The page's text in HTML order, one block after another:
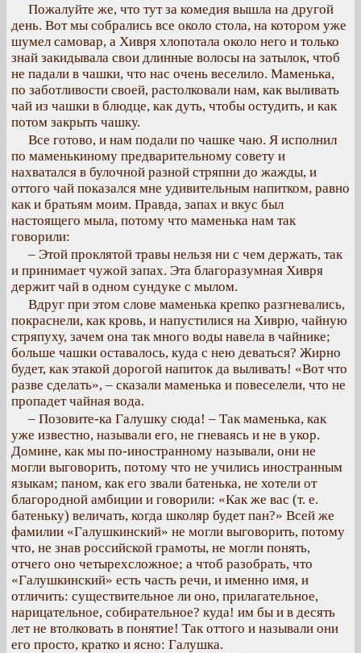
Пожалуйте же, что тут за комедия вышла на другой
день. Вот мы собрались все около стола, на котором уже
шумел самовар, а Хивря хлопотала около него и только
знай закидывала свои длинные волосы на затылок, чтоб
не падали в чашки, что нас очень веселило. Маменька,
по заботливости своей, растолковали нам, как выливать
чай из чашки в блюдце, как дуть, чтобы остудить, и как
потом закрыть чашку.
Все готово, и нам подали по чашке чаю. Я исполнил
по маменькиному предварительному совету и
нахватался в булочной разной стряпни до жажды, и
оттого чай показался мне удивительным напитком, равно
как и братьям моим. Правда, запах и вкус был
настоящего мыла, потому что маменька нам так
говорили:
– Этой проклятой травы нельзя ни с чем держать, так
и принимает чужой запах. Эта благоразумная Хивря
держит чай в одном сундуке с мылом.
Вдруг при этом слове маменька крепко разгневались,
покраснели, как кровь, и напустилися на Хиврю, чайную
стряпуху, зачем она так много воды навела в чайнике;
больше чашки оставалось, куда с нею деваться? Жирно
будет, как этакой дорогой напиток да выливать! «Вот что
разве сделать», – сказали маменька и повеселели, что не
пропадет чайная вода.
– Позовите-ка Галушку сюда! – Так маменька, как
уже известно, называли его, не гневаясь и не в укор.
Домине, как мы по-иностранному называли, они не
могли выговорить, потому что не учились иностранным
языкам; паном, как его звали батенька, не хотели от
благородной амбиции и говорили: «Как же вас (т. е.
батеньку) величать, когда школяр будет пан?» Всей же
фамилии «Галушкинский» не могли выговорить, потому
что, не знав российской грамоты, не могли понять,
отчего оно четырехсложное; а чтоб разобрать, что
«Галушкинский» есть часть речи, и именно имя, и
отличить: существительное ли оно, прилагательное,
нарицательное, собирательное? куда! им бы и в десять
лет не втолковать в понятие! Так оттого и называли они
его просто, кратко и ясно: Галушка.